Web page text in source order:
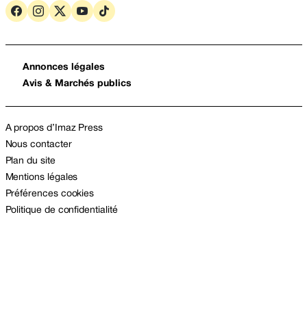
Annonces légales
Avis & Marchés publics
A propos d’Imaz Press
Nous contacter
Plan du site
Mentions légales
Préférences cookies
Politique de confidentialité